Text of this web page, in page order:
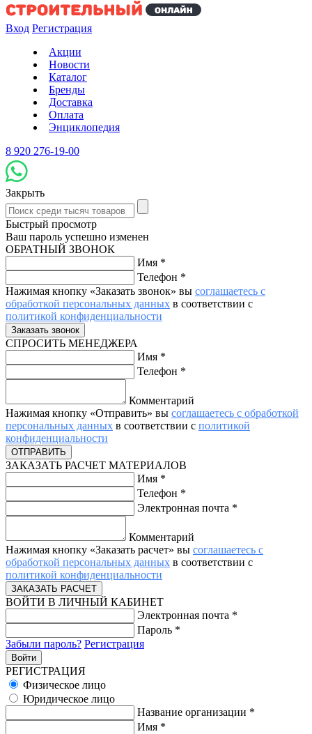
Вход Регистрация
Акции
Новости
Каталог
Бренды
Доставка
Оплата
Энциклопедия
8 920 276-19-00
Закрыть
Быстрый просмотр
Ваш пароль успешно изменен
ОБРАТНЫЙ ЗВОНОК
Имя *
Телефон *
Нажимая кнопку «Заказать звонок» вы соглашаетесь с
обработкой персональных данных в соответствии с
политикой конфиденциальности
СПРОСИТЬ МЕНЕДЖЕРА
Имя *
Телефон *
Комментарий
Нажимая кнопку «Отправить» вы соглашаетесь с обработкой
персональных данных в соответствии с политикой
конфиденциальности
ЗАКАЗАТЬ РАСЧЕТ МАТЕРИАЛОВ
Имя *
Телефон *
Электронная почта *
Комментарий
Нажимая кнопку «Заказать расчет» вы соглашаетесь с
обработкой персональных данных в соответствии с
политикой конфиденциальности
ВОЙТИ В ЛИЧНЫЙ КАБИНЕТ
Электронная почта *
Пароль *
Забыли пароль? Регистрация
РЕГИСТРАЦИЯ
Физическое лицо
Юридическое лицо
Название организации *
Имя *